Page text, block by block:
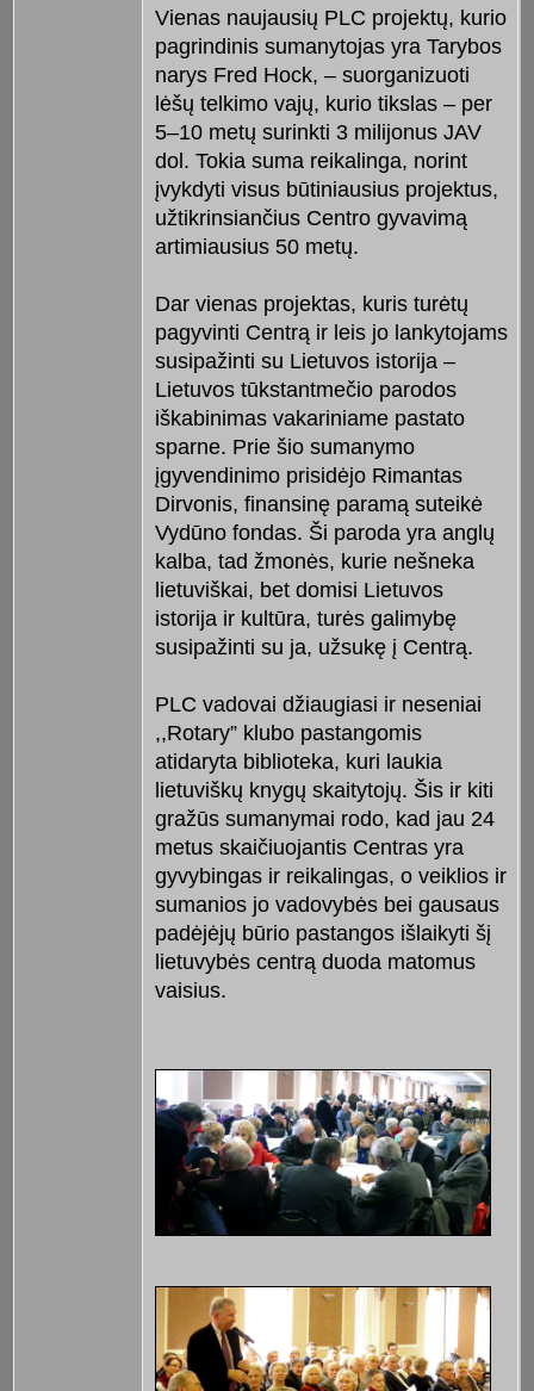
Vienas naujausių PLC projektų, kurio
pagrindinis sumanytojas yra Tarybos
narys Fred Hock, – suorganizuoti
lėšų telkimo vajų, kurio tikslas – per
5–10 metų surinkti 3 milijonus JAV
dol. Tokia suma reikalinga, norint
įvykdyti visus būtiniausius projektus,
užtikrinsiančius Centro gyvavimą
artimiausius 50 metų.
Dar vienas projektas, kuris turėtų
pagyvinti Centrą ir leis jo lankytojams
susipažinti su Lietuvos istorija –
Lietuvos tūkstantmečio parodos
iškabinimas vakariniame pastato
sparne. Prie šio sumanymo
įgyvendinimo prisidėjo Rimantas
Dirvonis, finansinę paramą suteikė
Vydūno fondas. Ši paroda yra anglų
kalba, tad žmonės, kurie nešneka
lietuviškai, bet domisi Lietuvos
istorija ir kultūra, turės galimybę
susipažinti su ja, užsukę į Centrą.
PLC vadovai džiaugiasi ir neseniai
,,Rotary” klubo pastangomis
atidaryta biblioteka, kuri laukia
lietuviškų knygų skaitytojų. Šis ir kiti
gražūs sumanymai rodo, kad jau 24
metus skaičiuojantis Centras yra
gyvybingas ir reikalingas, o veiklios ir
sumanios jo vadovybės bei gausaus
padėjėjų būrio pastangos išlaikyti šį
lietuvybės centrą duoda matomus
vaisius.